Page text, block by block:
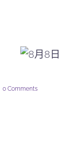
0 Comments